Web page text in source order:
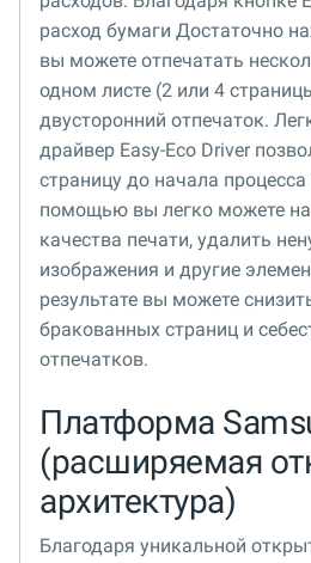
расход бумаги Достаточно
вы можете отпечатать
одном листе (2 или 4
двусторонний отпечаток.
драйвер Easy-Eco Driver
страницу до начала процесса
помощью вы легко можете
качества печати, удалить
изображения и другие
результате вы можете
бракованных страниц и
отпечатков.
Платформа
(расширяемая
архитектура)
Благодаря уникальной